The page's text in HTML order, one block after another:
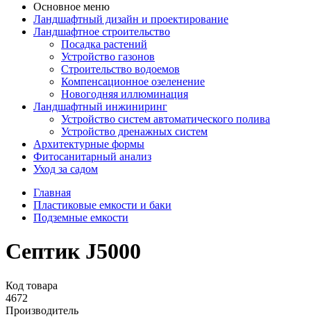
Основное меню
Ландшафтный дизайн и проектирование
Ландшафтное строительство
Посадка растений
Устройство газонов
Строительство водоемов
Компенсационное озеленение
Новогодняя иллюминация
Ландшафтный инжиниринг
Устройство систем автоматического полива
Устройство дренажных систем
Aрхитектурные формы
Фитосанитарный анализ
Уход за садом
Главная
Пластиковые емкости и баки
Подземные емкости
Септик J5000
Код товара
4672
Производитель